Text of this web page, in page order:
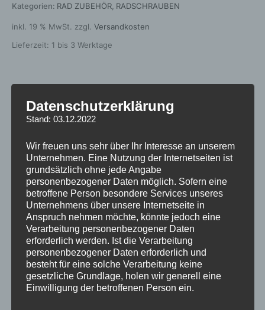
Kategorien: RAD ZUBEHÖR RADSCHRAUBEN
inkl. 19 % MwSt. zzgl. Versandkosten
Lieferzeit: 1 bis 3 Werktage
Produktsicherheit
Rezensionen (0)
Produktart Radschraube
Gewindedurchmesser M12
Gewindesteigung 1,25
Schaftlänge 40 mm
Bundform Kegelbund 60°
Datenschutzerklärung
Stand: 03.12.2022
Wir freuen uns sehr über Ihr Interesse an unserem
Unternehmen. Eine Nutzung der Internetseiten ist
grundsätzlich ohne jede Angabe
personenbezogener Daten möglich. Sofern eine
betroffene Person besondere Services unseres
Unternehmens über unsere Internetseite in
Anspruch nehmen möchte, könnte jedoch eine
Verarbeitung personenbezogener Daten
erforderlich werden. Ist die Verarbeitung
personenbezogener Daten erforderlich und
besteht für eine solche Verarbeitung keine
gesetzliche Grundlage, holen wir generell eine
Einwilligung der betroffenen Person ein.